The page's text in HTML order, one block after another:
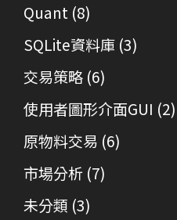
Quant (8)
SQLite資料庫 (3)
交易策略 (6)
使用者圖形介面GUI (2)
原物料交易 (6)
市場分析 (7)
未分類 (3)